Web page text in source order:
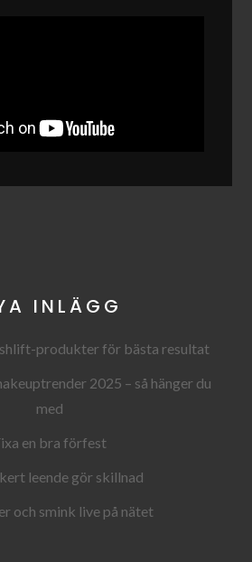
INLÄGG
produkter för bästa resultat
2025 – så hänger du
med
en bra förfest
leende gör skillnad
och smink live på nätet